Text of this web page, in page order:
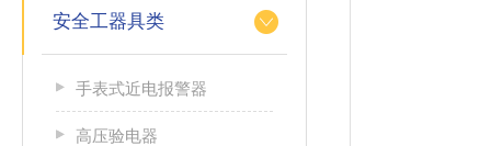
安全工器具类
手表式近电报警器
高压验电器